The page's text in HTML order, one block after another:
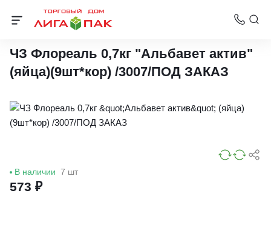
Дезинфицирующие средства и антисептики для рук
ЧЗ Флореаль 0,7кг "Альбавет актив"
(яйца)(9шт*кор) /3007/ПОД ЗАКАЗ
В наличии 7 шт
573 ₽